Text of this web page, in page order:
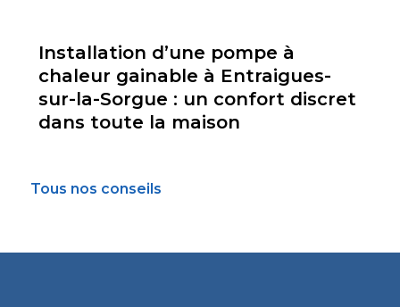
Installation d’une pompe à
chaleur gainable à Entraigues-
sur-la-Sorgue : un confort discret
dans toute la maison
Tous nos conseils